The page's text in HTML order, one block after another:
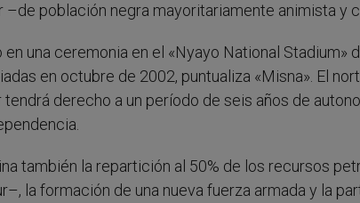
–de población negra mayoritariamente animista y
en una ceremonia en el «Nyayo National Stadium»
en octubre de 2002, puntualiza «Misna». El
tendrá derecho a un período de seis años de
también la repartición al 50% de los recursos
la formación de una nueva fuerza armada y la